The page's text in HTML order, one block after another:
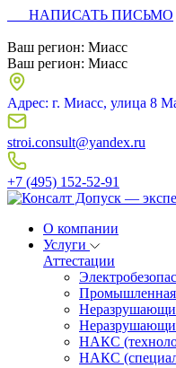
НАПИСАТЬ ПИСЬМО
Ваш регион: Миасс
Ваш регион: Миасс
Адрес: г. Миасс, улица 8
stroi.consult@yandex.ru
+7 (495) 152-52-91
О компании
Услуги
Аттестации
Промышленная
НАКС
НАКС